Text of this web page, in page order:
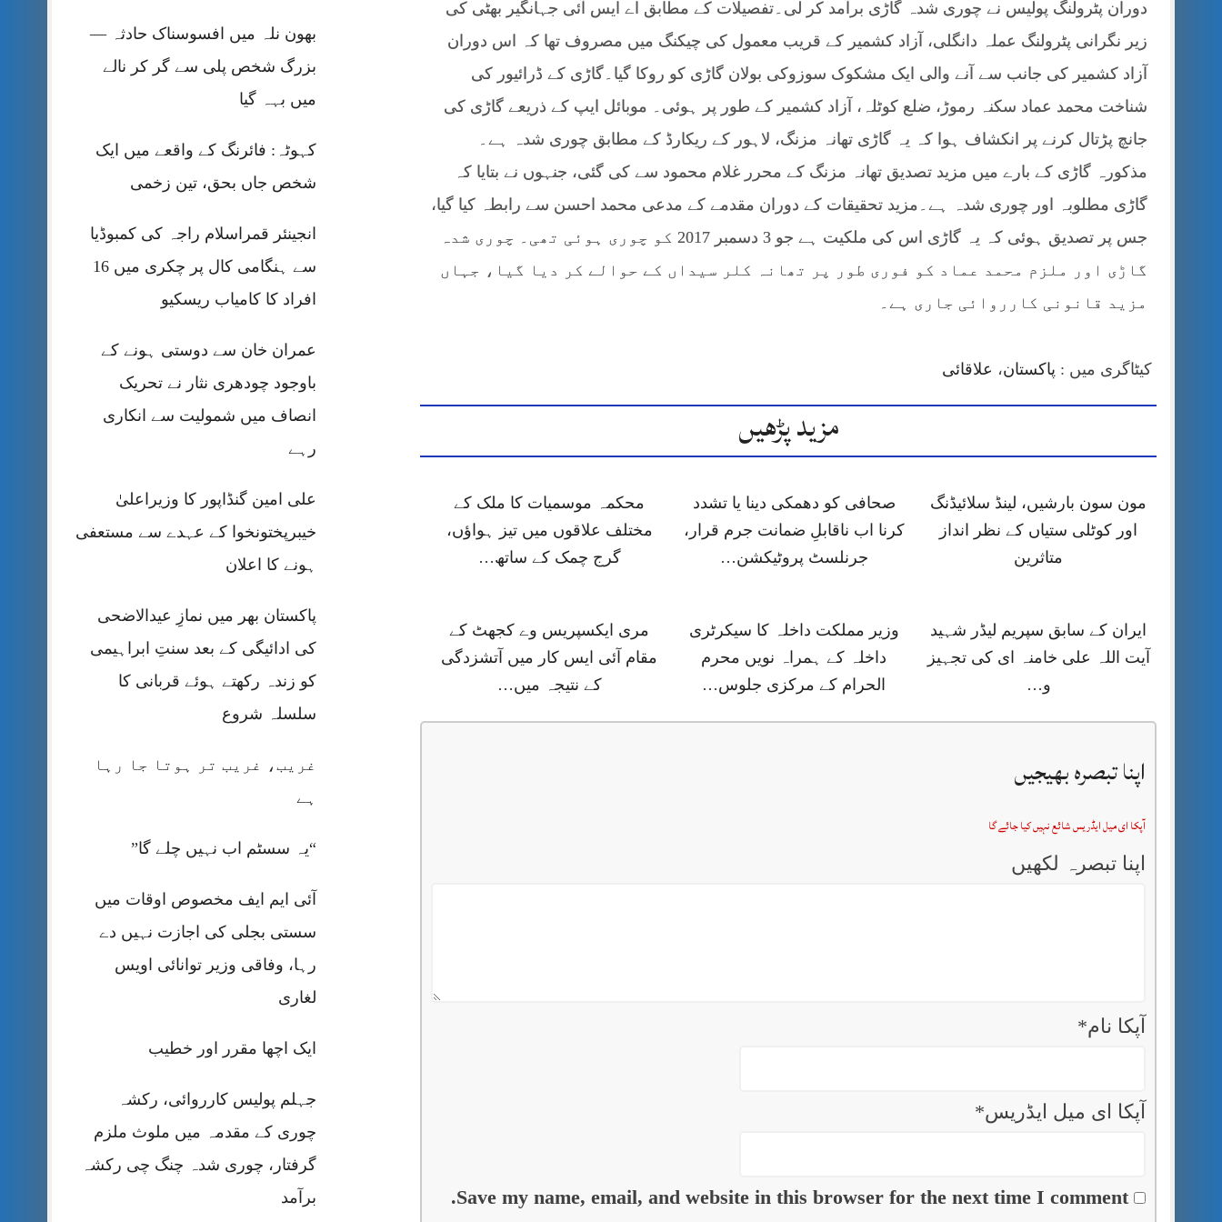
بھون نلہ میں افسوسناک حادثہ —
بزرگ شخص پلی سے گر کر نالے
میں بہہ گیا
کہوٹہ: فائرنگ کے واقعے میں ایک
شخص جاں بحق، تین زخمی
انجینئر قمراسلام راجہ کی کمبوڈیا
سے ہنگامی کال پر چکری میں 16
افراد کا کامیاب ریسکیو
عمران خان سے دوستی ہونے کے
باوجود چودھری نثار نے تحریک
انصاف میں شمولیت سے انکاری
رہے
علی امین گنڈاپور کا وزیراعلیٰ
خیبرپختونخوا کے عہدے سے مستعفی
ہونے کا اعلان
پاکستان بھر میں نمازِ عیدالاضحی
کی ادائیگی کے بعد سنتِ ابراہیمی
کو زندہ رکھتے ہوئے قربانی کا
سلسلہ شروع
غریب، غریب تر ہوتا جا رہا
ہے
“یہ سسٹم اب نہیں چلے گا”
آئی ایم ایف مخصوص اوقات میں
سستی بجلی کی اجازت نہیں دے
رہا، وفاقی وزیر توانائی اویس
لغاری
ایک اچھا مقرر اور خطیب
جہلم پولیس کارروائی، رکشہ
چوری کے مقدمہ میں ملوث ملزم
گرفتار، چوری شدہ چنگ چی رکشہ
برآمد
دوران پٹرولنگ پولیس نے چوری شدہ گاڑی برآمد کر لی۔تفصیلات کے مطابق اے ایس آئی جہانگیر بھٹی کی
زیر نگرانی پٹرولنگ عملہ دانگلی، آزاد کشمیر کے قریب معمول کی چیکنگ میں مصروف تھا کہ اس دوران
آزاد کشمیر کی جانب سے آنے والی ایک مشکوک سوزوکی بولان گاڑی کو روکا گیا۔گاڑی کے ڈرائیور کی
شناخت محمد عماد سکنہ رموڑ، ضلع کوٹلہ، آزاد کشمیر کے طور پر ہوئی۔ موبائل ایپ کے ذریعے گاڑی کی
جانچ پڑتال کرنے پر انکشاف ہوا کہ یہ گاڑی تھانہ مزنگ، لاہور کے ریکارڈ کے مطابق چوری شدہ ہے۔
مذکورہ گاڑی کے بارے میں مزید تصدیق تھانہ مزنگ کے محرر غلام محمود سے کی گئی، جنہوں نے بتایا کہ
گاڑی مطلوبہ اور چوری شدہ ہے۔مزید تحقیقات کے دوران مقدمے کے مدعی محمد احسن سے رابطہ کیا گیا،
جس پر تصدیق ہوئی کہ یہ گاڑی اس کی ملکیت ہے جو 3 دسمبر 2017 کو چوری ہوئی تھی۔ چوری شدہ
گاڑی اور ملزم محمد عماد کو فوری طور پر تھانہ کلر سیداں کے حوالے کر دیا گیا، جہاں
مزید قانونی کارروائی جاری ہے۔
کیٹاگری میں : پاکستان، علاقائی
مزید پڑھیں
مون سون بارشیں، لینڈ سلائیڈنگ
اور کوٹلی ستیاں کے نظر انداز
متاثرین
صحافی کو دھمکی دینا یا تشدد
کرنا اب ناقابلِ ضمانت جرم قرار،
جرنلسٹ پروٹیکشن…
محکمہ موسمیات کا ملک کے
مختلف علاقوں میں تیز ہواؤں،
گرج چمک کے ساتھ…
ایران کے سابق سپریم لیڈر شہید
آیت اللہ علی خامنہ ای کی تجہیز
و…
وزیر مملکت داخلہ کا سیکرٹری
داخلہ کے ہمراہ نویں محرم
الحرام کے مرکزی جلوس…
مری ایکسپریس وے کجھٹ کے
مقام آئی ایس کار میں آتشزدگی
کے نتیجہ میں…
اپنا تبصرہ بھیجیں
آپکا ای میل ایڈریس شائع نہیں کیا جائے گا
اپنا تبصرہ لکھیں
آپکا نام*
آپکا ای میل ایڈریس*
Save my name, email, and website in this browser for the next time I comment.